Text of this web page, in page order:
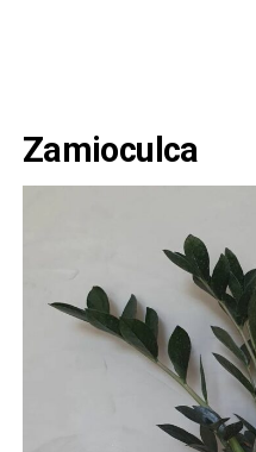
Zamioculca